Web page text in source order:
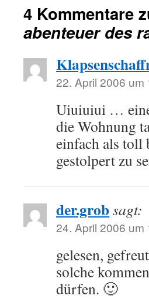
4 Kommentare
abenteuer des
22. April 2006 um
Uiuiuiui …
die Wohnung
einfach als toll
gestolpert zu
der.grobsagt:
24. April 2006 um
gelesen,
solche
dürfen. 🙂